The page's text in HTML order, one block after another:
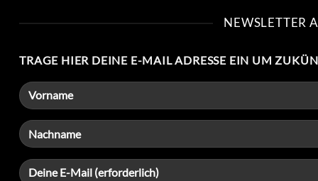
NEWSLETTER
TRAGE HIER DEINE E-MAIL ADRESSE EIN UM